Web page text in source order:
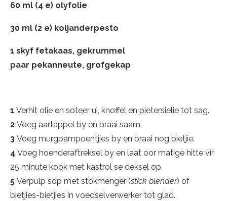
60 ml (4 e) olyfolie
30 ml (2 e) koljanderpesto
1 skyf fetakaas, gekrummel
paar pekanneute, grofgekap
1 Verhit olie en soteer ui, knoffel en pietersielie tot sag.
2 Voeg aartappel by en braai saam.
3 Voeg murgpampoentjies by en braai nog bietjie.
4 Voeg hoenderaftreksel by en laat oor matige hitte vir
25 minute kook met kastrol se deksel op.
5 Verpulp sop met stokmenger (stick blender) of
bietjies-bietjies in voedselverwerker tot glad.